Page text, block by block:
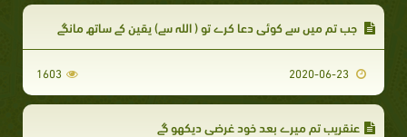
جب تم میں سے کوئی دعا کرے تو ( اللہ سے) یقین کے ساتھ مانگے
1603
عنقریب تم میرے بعد خود غرضی دیکھو گے